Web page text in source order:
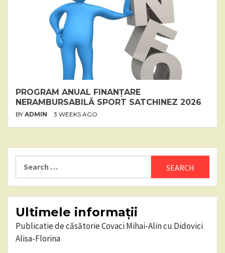
PROGRAM ANUAL FINANȚARE
NERAMBURSABILĂ SPORT SATCHINEZ 2026
BY ADMIN 3 WEEKS AGO
for:
Ultimele informații
Publicatie de căsătorie Covaci Mihai-Alin cu Didovici
Alisa-Florina